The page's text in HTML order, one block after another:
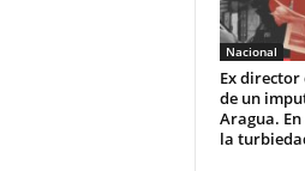
Nacional
Ex director
de un
Aragua. En
la